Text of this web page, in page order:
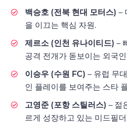
백승호 (전북 현대 모터스) –
을 이끄는 핵심 자원.
제르소 (인천 유나이티드) –
공격 전개가 돋보이는 외국
이승우 (수원 FC) – 유럽 무
인 플레이를 보여주는 스타
고영준 (포항 스틸러스) – 젊
르게 성장하고 있는 미드필